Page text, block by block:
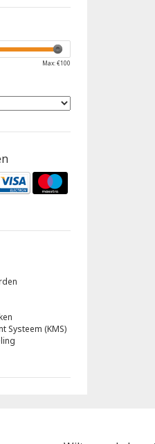
Max: €100
Systeem (KMS)